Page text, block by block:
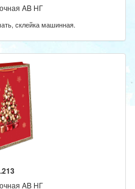
AB НГ
склейка машинная.
AB НГ